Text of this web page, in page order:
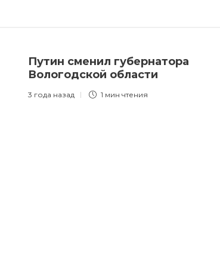
Путин сменил губернатора
Вологодской области
3 года назад 1 мин чтения